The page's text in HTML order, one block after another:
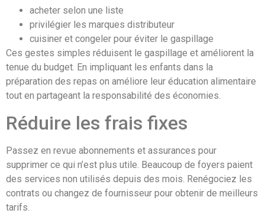
acheter selon une liste
privilégier les marques distributeur
cuisiner et congeler pour éviter le gaspillage
Ces gestes simples réduisent le gaspillage et améliorent la
tenue du budget. En impliquant les enfants dans la
préparation des repas on améliore leur éducation alimentaire
tout en partageant la responsabilité des économies.
Réduire les frais fixes
Passez en revue abonnements et assurances pour
supprimer ce qui n’est plus utile. Beaucoup de foyers paient
des services non utilisés depuis des mois. Renégociez les
contrats ou changez de fournisseur pour obtenir de meilleurs
tarifs.